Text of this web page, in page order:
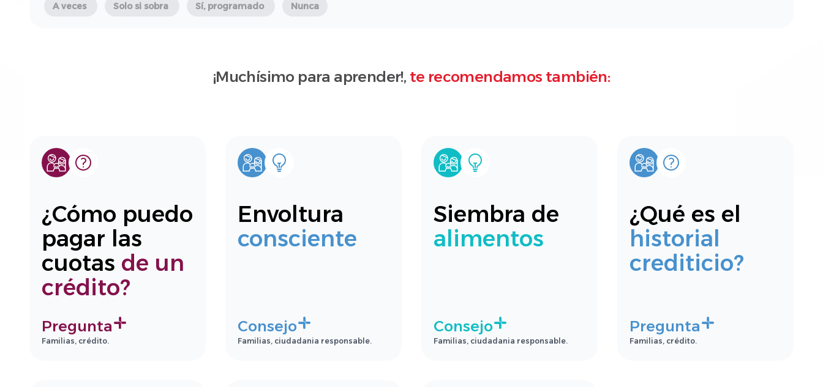
A veces Solo si sobra Sí, programado Nunca
¡Muchísimo para aprender!, te recomendamos también:
¿Cómo puedo
pagar las
cuotas de un
crédito?
Pregunta
Familias, crédito.
Envoltura
consciente
Consejo
Familias, ciudadania responsable.
Siembra de
alimentos
Consejo
Familias, ciudadania responsable.
¿Qué es el
historial
crediticio?
Pregunta
Familias, crédito.